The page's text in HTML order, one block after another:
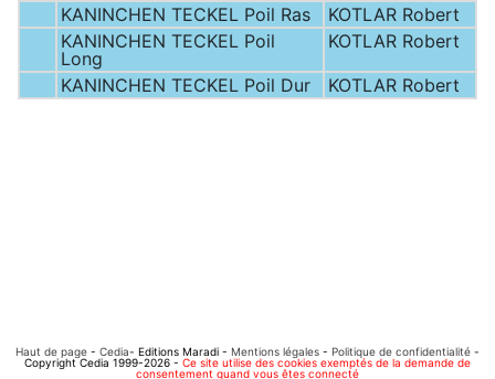
KANINCHEN TECKEL Poil Ras
KOTLAR Robert
KANINCHEN TECKEL Poil
Long
KOTLAR Robert
KANINCHEN TECKEL Poil Dur
KOTLAR Robert
Haut de page - Cedia- Editions Maradi - Mentions légales - Politique de confidentialité -
Copyright Cedia 1999-2026 - Ce site utilise des cookies exemptés de la demande de
consentement quand vous êtes connecté